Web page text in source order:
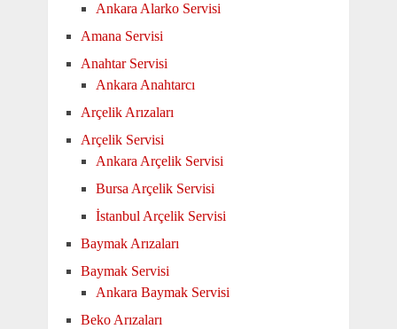
Ankara Alarko Servisi
Amana Servisi
Anahtar Servisi
Ankara Anahtarcı
Arçelik Arızaları
Arçelik Servisi
Ankara Arçelik Servisi
Bursa Arçelik Servisi
İstanbul Arçelik Servisi
Baymak Arızaları
Baymak Servisi
Ankara Baymak Servisi
Beko Arızaları